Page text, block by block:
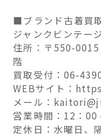
■ブランド古着買
ジャンクビンテー
住所：〒550-
階
買取受付：06-
WEBサイト：
メール：
営業時間：12：00
定休日：水曜日、